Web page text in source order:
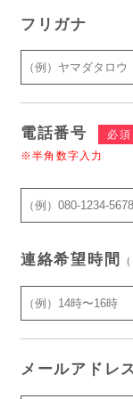
フリガナ
電話番号
必須
※半角数字入力
連絡希望時間
メールアドレス